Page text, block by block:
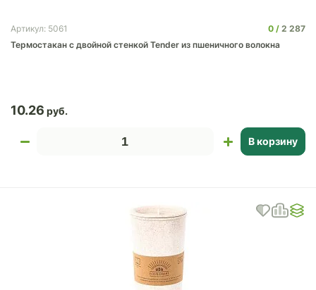
Артикул: 5061 0
2 287
Термостакан с двойной стенкой Tender из пшеничного волокна
10.26
В корзину